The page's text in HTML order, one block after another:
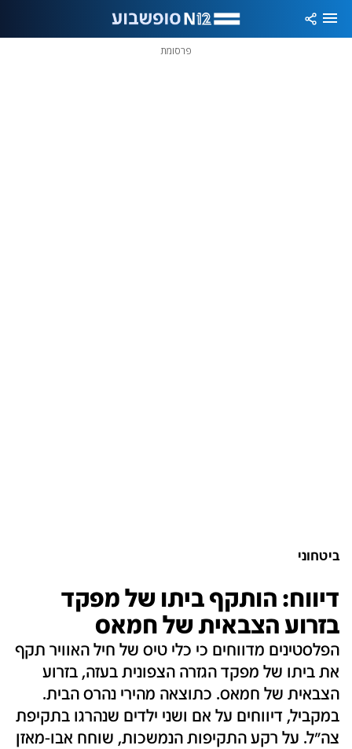
פרסומת
ביטחוני
דיווח: הותקף ביתו של מפקד
בזרוע הצבאית של חמאס
הפלסטינים מדווחים כי כלי טיס של חיל האוויר תקף
את ביתו של מפקד הגזרה הצפונית בעזה, בזרוע
הצבאית של חמאס. כתוצאה מהירי נהרס הבית.
במקביל, דיווחים על אם ושני ילדים שנהרגו בתקיפת
צה"ל. על רקע התקיפות הנמשכות, שוחח אבו-מאזן